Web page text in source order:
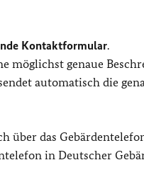
Kontaktformular.
möglichst genaue
automatisch die
über das
in Deutscher